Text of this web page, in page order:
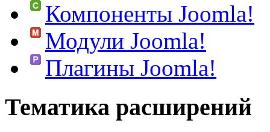
Компоненты Joomla!
Модули Joomla!
Плагины Joomla!
Тематика расширений